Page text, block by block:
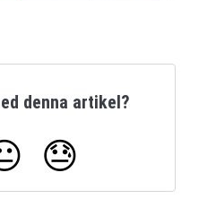
denna artikel?
😓